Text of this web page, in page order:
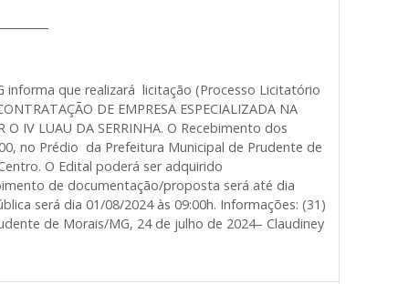
informa que realizará licitação (Processo Licitatório
DE EMPRESA ESPECIALIZADA NA
O IV LUAU DA SERRINHA. O Recebimento dos
no Prédio da Prefeitura Municipal de Prudente de
O Edital poderá ser adquirido
de documentação/proposta será até dia
será dia 01/08/2024 às 09:00h. Informações: (31)
de Morais/MG, 24 de julho de 2024– Claudiney